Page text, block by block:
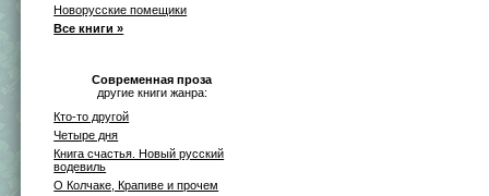
Новорусские помещики
Все книги »
Современная проза
другие книги жанра:
Кто-то другой
Четыре дня
Книга счастья. Новый русский
водевиль
О Колчаке, Крапиве и прочем